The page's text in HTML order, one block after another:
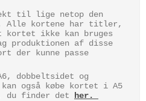
til lige netop den
Alle kortene har titler,
kortet ikke kan bruges
produktionen af disse
der kunne passe
dobbeltsidet og
også købe kortet i A5
du finder det
her.